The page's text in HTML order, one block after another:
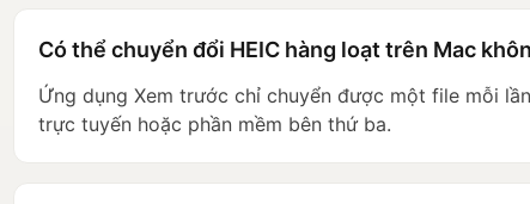
Có thể chuyển đổi HEIC hàng loạt trên Mac
Ứng dụng Xem trước chỉ chuyển được một file mỗi
trực tuyến hoặc phần mềm bên thứ ba.